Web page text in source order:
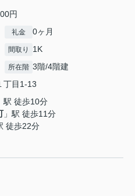
円
礼金 0ヶ月
間取り 1K
所在階 3階/4階建
丁目1-13
駅 徒歩10分
」駅 徒歩11分
徒歩22分